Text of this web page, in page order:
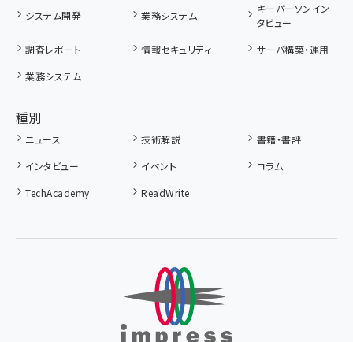
システム開発 業務システム
キーパーソンイン
タビュー
調査レポート
情報セキュリティ
サーバ構築・運用
業務システム
種別
ニュース 技術解説
書籍・書評
インタビュー
イベント
コラム
TechAcademy
ReadWrite